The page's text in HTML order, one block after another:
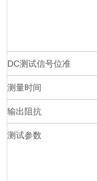
DC测试信号位准
测量时间
输出阻抗
测试参数